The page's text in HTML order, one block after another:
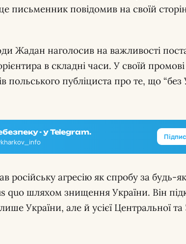
письменник повідомив на своїй
Жадан наголосив на важливості
в складні часи. У своїй промові
польського публіциста про те, що “без
- у Telegram.
російську агресію як спробу за будь-
quo шляхом знищення України. Він
України, але й усієї Центральної та